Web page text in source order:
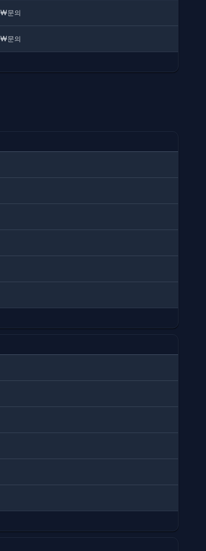
₩문의
₩문의